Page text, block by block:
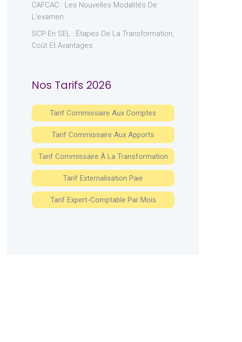
CAFCAC : Les Nouvelles Modalités De
L’examen
SCP En SEL : Étapes De La Transformation,
Coût Et Avantages
Nos Tarifs 2026
Tarif Commissaire Aux Comptes
Tarif Commissaire Aux Apports
Tarif Commissaire À La Transformation
Tarif Externalisation Paie
Tarif Expert-Comptable Par Mois